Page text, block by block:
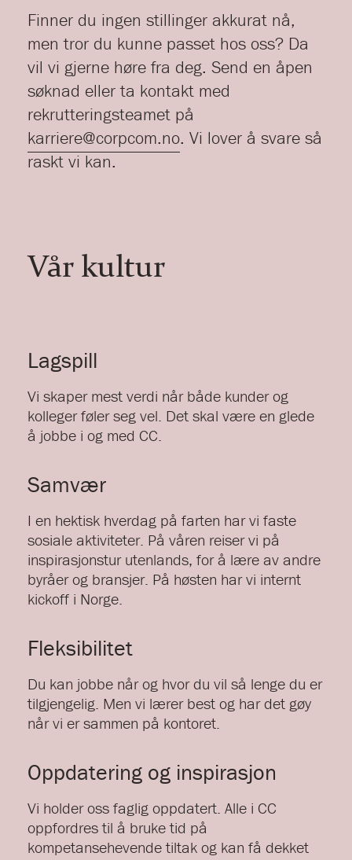
Finner du ingen stillinger akkurat nå,
men tror du kunne passet hos oss? Da
vil vi gjerne høre fra deg. Send en åpen
søknad eller ta kontakt med
rekrutteringsteamet på
karriere@corpcom.no. Vi lover å svare så
raskt vi kan.
Vår kultur
Lagspill
Vi skaper mest verdi når både kunder og
kolleger føler seg vel. Det skal være en glede
å jobbe i og med CC.
Samvær
I en hektisk hverdag på farten har vi faste
sosiale aktiviteter. På våren reiser vi på
inspirasjonstur utenlands, for å lære av andre
byråer og bransjer. På høsten har vi internt
kickoff i Norge.
Fleksibilitet
Du kan jobbe når og hvor du vil så lenge du er
tilgjengelig. Men vi lærer best og har det gøy
når vi er sammen på kontoret.
Oppdatering og inspirasjon
Vi holder oss faglig oppdatert. Alle i CC
oppfordres til å bruke tid på
kompetansehevende tiltak og kan få dekket